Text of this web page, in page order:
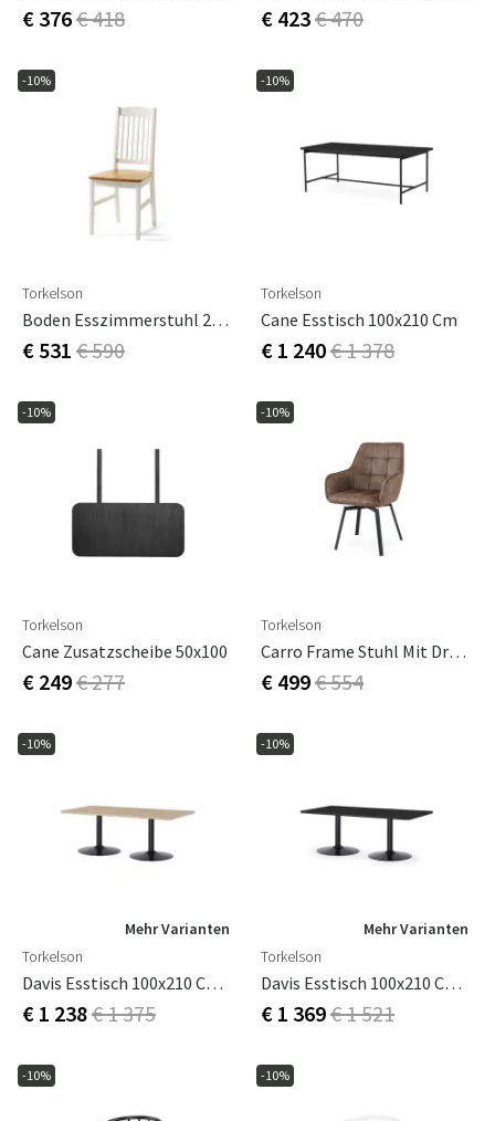
€ 376€ 418 € 423€ 470
-10%
Torkelson
Boden Esszimmerstuhl 2er-Pack
€ 531 € 590
-10%
Torkelson
Cane Esstisch 100x210 Cm
€ 1 240€ 1 378
-10%
Torkelson
Cane Zusatzscheibe 50x100
€ 249€ 277
-10%
Torkelson
Carro Frame Stuhl Mit Drehgelenk Braun 2er-Pack
€ 499€ 554
-10%
Mehr Varianten
Torkelson
Davis Esstisch 100x210 Cm Eiche Weiß Geölt
€ 1 238€ 1 375
-10%
Mehr Varianten
Torkelson
Davis Esstisch 100x210 Cm Schwarz
€ 1 369€ 1 521
-10% -10%